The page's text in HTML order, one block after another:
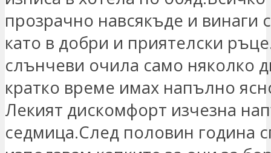
прозрачно навсякъде и винаги
като в добри и приятелски
слънчеви очила само няколко
кратко време имах напълно
Лекият дискомфорт изчезна
седмица.След половин година